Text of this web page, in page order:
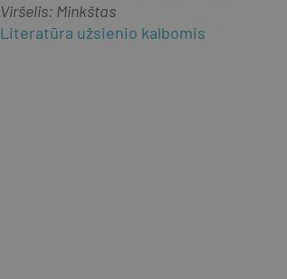
Viršelis: Minkštas
Literatūra užsienio kalbomis